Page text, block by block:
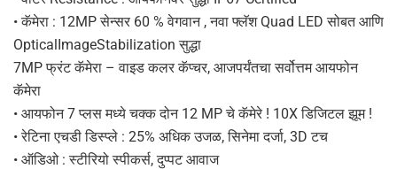
• कॅमेरा : 12MP सेन्सर 60 % वेगवान , नवा फ्लॅश Quad LED सोबत आणि
OpticalImageStabilization सुद्धा
7MP फ्रंट कॅमेरा – वाइड कलर कॅप्चर, आजपर्यंतचा सर्वोत्तम आयफोन
कॅमेरा
• आयफोन 7 प्लस मध्ये चक्क दोन 12 MP चे कॅमेरे ! 10X डिजिटल झूम !
• रेटिना एचडी डिस्प्ले : 25% अधिक उजळ, सिनेमा दर्जा, 3D टच
• ऑडिओ : स्टीरियो स्पीकर्स, दुप्पट आवाज